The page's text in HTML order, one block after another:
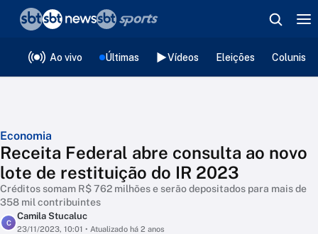
Ao vivo Últimas Vídeos Eleições
Economia
Receita Federal abre consulta ao novo
lote de restituição do IR 2023
Créditos somam R$ 762 milhões e serão depositados para mais de
358 mil contribuintes
C
Camila Stucaluc
23/11/2023, 10:01 • Atualizado há 2 anos
❮voltar
Editorias